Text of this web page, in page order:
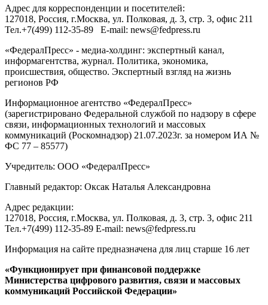
Адрес для корреспонденции и посетителей:
127018, Россия, г.Москва, ул. Полковая, д. 3, стр. 3, офис 211
Тел.+7(499) 112-35-89 E-mail: news@fedpress.ru
«ФедералПресс» - медиа-холдинг: экспертный канал,
информагентства, журнал. Политика, экономика,
происшествия, общество. Экспертный взгляд на жизнь
регионов РФ
Информационное агентство «ФедералПресс»
(зарегистрировано Федеральной службой по надзору в сфере
связи, информационных технологий и массовых
коммуникаций (Роскомнадзор) 21.07.2023г. за номером ИА №
ФС 77 – 85577)
Учредитель: ООО «ФедералПресс»
Главный редактор: Оксак Наталья Александровна
Адрес редакции:
127018, Россия, г.Москва, ул. Полковая, д. 3, стр. 3, офис 211
Тел.+7(499) 112-35-89 E-mail: news@fedpress.ru
Информация на сайте предназначена для лиц старше 16 лет
«Функционирует при финансовой поддержке
Министерства цифрового развития, связи и массовых
коммуникаций Российской Федерации»